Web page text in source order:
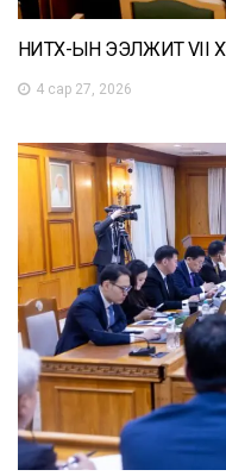
НИТХ-ЫН ЭЭЛЖИТ VII
4 сар 27, 2026